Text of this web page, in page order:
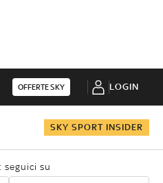
OFFERTE SKY LOGIN
SKY SPORT INSIDER
seguici su